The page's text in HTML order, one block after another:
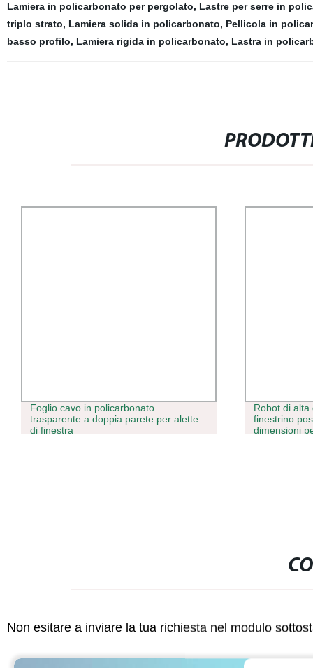
Lamiera in policarbonato per pergolato, Lastre per serre in
triplo strato, Lamiera solida in policarbonato, Pellicola in
basso profilo, Lamiera rigida in policarbonato, Lastra in
Foglio cavo in policarbonato
trasparente a doppia parete per alette
di finestra
Robot di alta
finestrino
dimensioni
Non esitare a inviare la tua richiesta nel modulo